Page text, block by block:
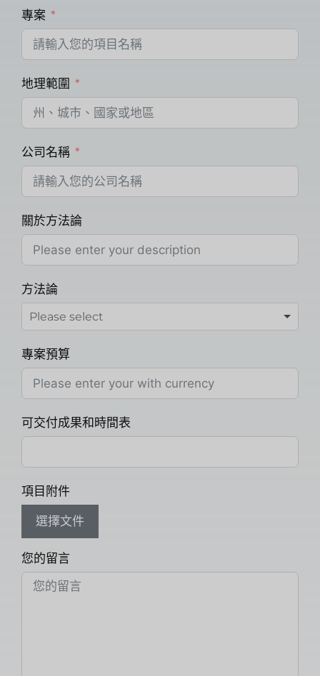
專案
地理範圍
公司名稱
關於方法論
方法論
專案預算
可交付成果和時間表
項目附件
選擇文件
您的留言